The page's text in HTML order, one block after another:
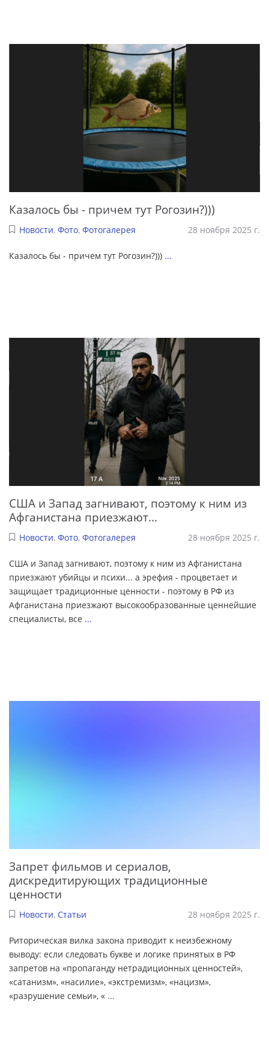
Казалось бы - причем тут Рогозин?)))
Новости, Фото, Фотогалерея 28 ноября 2025 г.
Казалось бы - причем тут Рогозин?))) ...
США и Запад загнивают, поэтому к ним из
Афганистана приезжают...
Новости, Фото, Фотогалерея 28 ноября 2025 г.
США и Запад загнивают, поэтому к ним из Афганистана
приезжают убийцы и психи... а эрефия - процветает и
защищает традиционные ценности - поэтому в РФ из
Афганистана приезжают высокообразованные ценнейшие
специалисты, все ...
Запрет фильмов и сериалов,
дискредитирующих традиционные
ценности
Новости, Статьи 28 ноября 2025 г.
Риторическая вилка закона приводит к неизбежному
выводу: если следовать букве и логике принятых в РФ
запретов на «пропаганду нетрадиционных ценностей»,
«сатанизм», «насилие», «экстремизм», «нацизм»,
«разрушение семьи», « ...